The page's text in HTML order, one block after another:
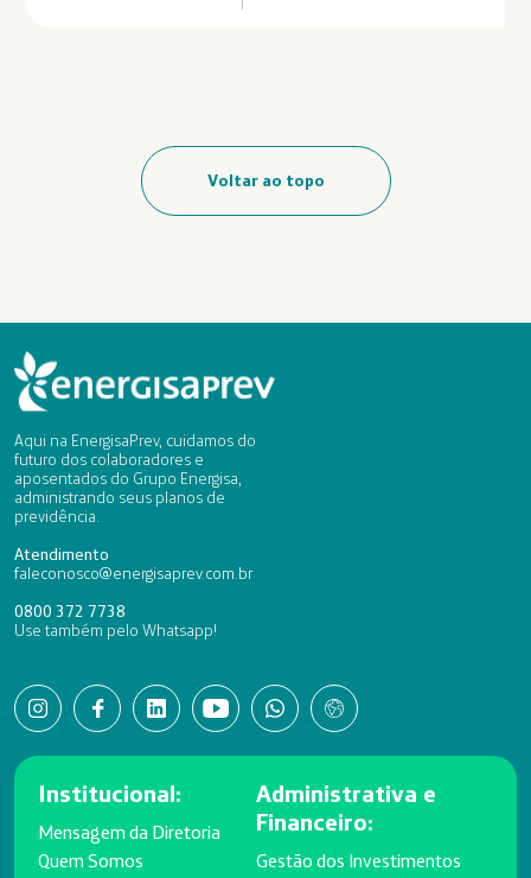
Voltar ao topo
Aqui na EnergisaPrev, cuidamos do
futuro dos colaboradores e
aposentados do Grupo Energisa,
administrando seus planos de
previdência.
Atendimento
faleconosco@energisaprev.com.br
0800 372 7738
Use também pelo Whatsapp!
Institucional:
Mensagem da Diretoria
Quem Somos
Administrativa e
Financeiro:
Gestão dos Investimentos